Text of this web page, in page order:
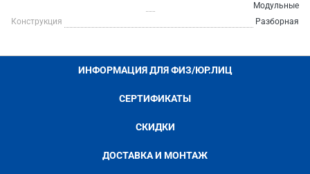
Модульные
Конструкция
Разборная
ИНФОРМАЦИЯ ДЛЯ ФИЗ/ЮР.ЛИЦ
СЕРТИФИКАТЫ
СКИДКИ
ДОСТАВКА И МОНТАЖ